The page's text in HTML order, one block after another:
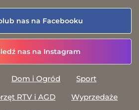
nas na Facebooku
nas na Instagram
Dom i Ogród
Sport
RTV i AGD
Wyprzedaże